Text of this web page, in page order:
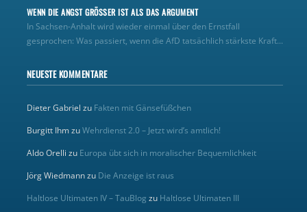
WENN DIE ANGST GRÖSSER IST ALS DAS ARGUMENT
In Sachsen-Anhalt wird wieder einmal über den Ernstfall
gesprochen: Was passiert, wenn die AfD tatsächlich stärkste Kraft...
NEUESTE KOMMENTARE
Dieter Gabriel zu Fakten mit Gänsefüßchen
Burgitt IhmzuWehrdienst 2.0 – Jetzt wird’s amtlich!
Aldo Orelli zu Europa übt sich in moralischer Bequemlichkeit
Jörg Wiedmannzu Die Anzeige ist raus
Haltlose Ultimaten IV – TauBlog zu Haltlose Ultimaten III